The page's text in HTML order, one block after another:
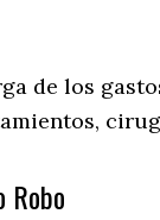
de los
Robo